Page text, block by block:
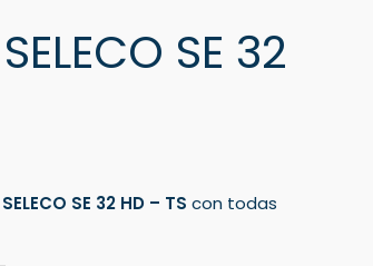
SE 32
SE 32 HD – TS con todas